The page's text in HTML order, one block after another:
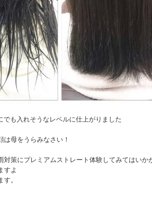
でも入れそうなレベルに仕上がりました
は母をうらみなさい！
対策にプレミアムストレート体験してみてはいか
すよ
。